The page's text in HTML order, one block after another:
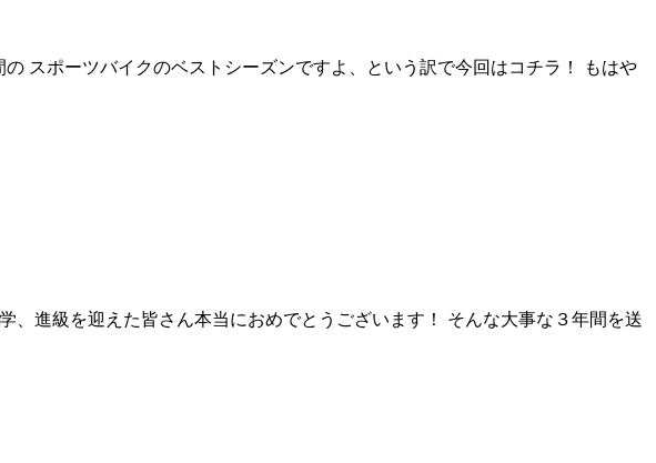
スポーツバイクのベストシーズンですよ、という訳で今回はコチラ！ もはや
進級を迎えた皆さん本当におめでとうございます！ そんな大事な３年間を送